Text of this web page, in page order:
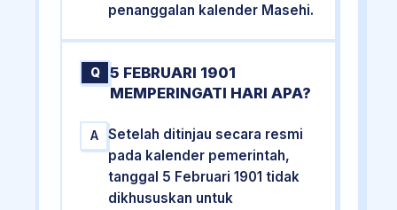
penanggalan kalender Masehi.
Q
5 FEBRUARI 1901
MEMPERINGATI HARI APA?
A
Setelah ditinjau secara resmi
pada kalender pemerintah,
tanggal 5 Februari 1901 tidak
dikhususkan untuk